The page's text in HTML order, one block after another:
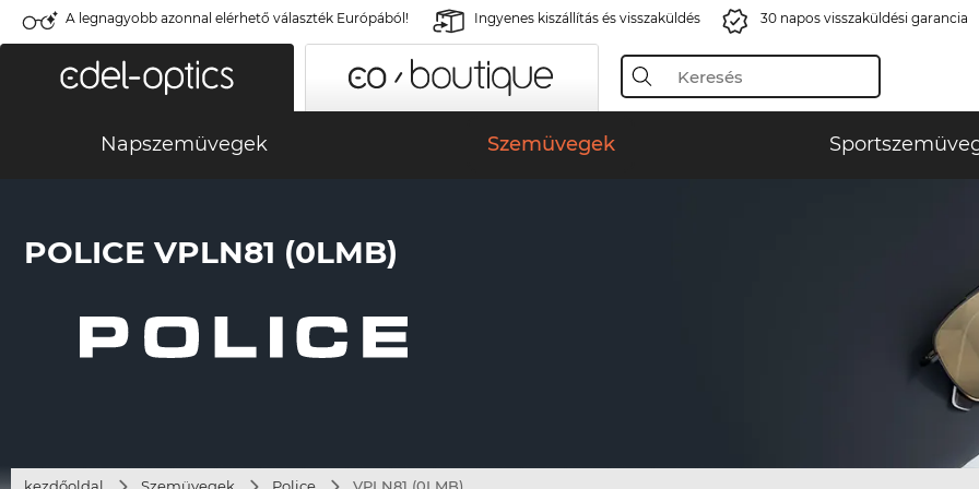
A legnagyobb azonnal elérhető választék Európából! Ingyenes kiszállítás és visszaküldés 30 napos visszaküldési garancia
Napszemüvegek Szemüvegek
POLICE VPLN81 (0LMB)